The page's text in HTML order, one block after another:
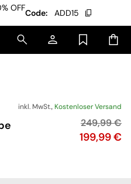
OFFCode: ADD15
inkl. MwSt., Kostenloser Versand
Preis
199,99 €
249,99 €